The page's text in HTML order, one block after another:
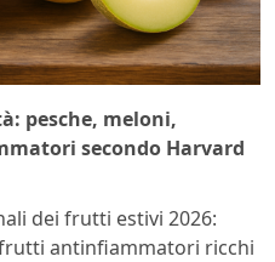
pesche, meloni,
secondo Harvard
dei frutti estivi 2026:
antinfiammatori ricchi